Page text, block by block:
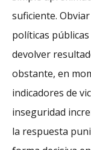
suficiente.
políticas
devolver
obstante, en
indicadores de
inseguridad
la respuesta